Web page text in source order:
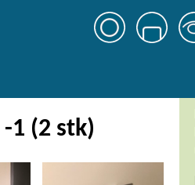
1 (2 stk)